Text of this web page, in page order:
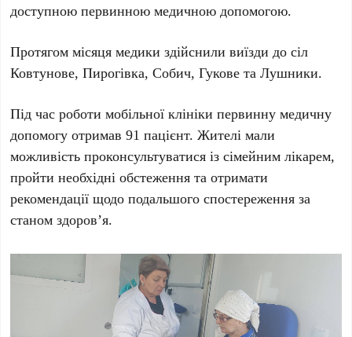
доступною первинною медичною допомогою.
Протягом місяця медики здійснили виїзди до сіл
Ковтунове, Пирогівка, Собич, Гукове та Лушники.
Під час роботи мобільної клініки первинну медичну
допомогу отримав 91 пацієнт. Жителі мали
можливість проконсультуватися із сімейним лікарем,
пройти необхідні обстеження та отримати
рекомендації щодо подальшого спостереження за
станом здоров’я.